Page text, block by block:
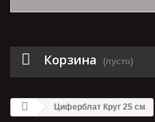
Корзина (пусто)
Циферблат Круг 25 см